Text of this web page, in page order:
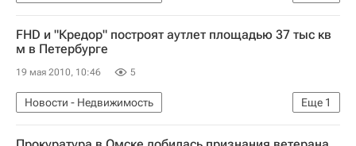
ПЗЗ и Генплан в Москве
FHD и "Кредор" построят аутлет площадью 37 тыс кв
м в Петербурге
19 мая 2010, 10:46 5
Еще 1
Новости - Недвижимость
Коммерческая недвижимость